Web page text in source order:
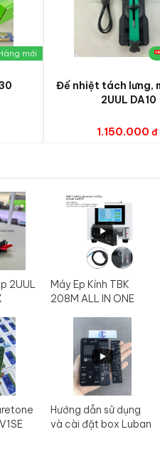
mới
Đế nhiệt tách lưng,
2UUL DA10
1.150.000
2UUL
Máy Ep Kính TBK
208M ALL IN ONE
Hướng dẫn sử dụng
và cài đặt box Luban